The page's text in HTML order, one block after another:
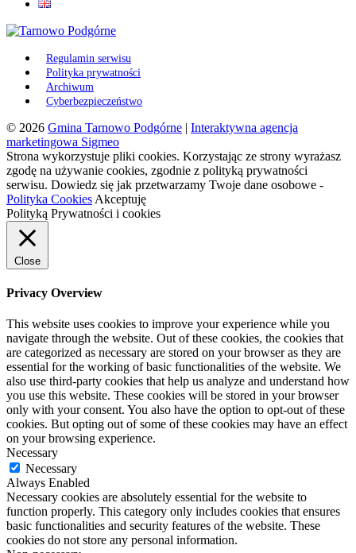
Regulamin serwisu
Polityka prywatności
Archiwum
Cyberbezpieczeństwo
© 2026 Gmina Tarnowo Podgórne | Interaktywna agencja
marketingowa Sigmeo
Strona wykorzystuje pliki cookies. Korzystając ze strony wyrażasz
zgodę na używanie cookies, zgodnie z polityką prywatności
serwisu. Dowiedz się jak przetwarzamy Twoje dane osobowe -
Polityka Cookies Akceptuję
Polityką Prywatności i cookies
Close
Privacy Overview
This website uses cookies to improve your experience while you
navigate through the website. Out of these cookies, the cookies that
are categorized as necessary are stored on your browser as they are
essential for the working of basic functionalities of the website. We
also use third-party cookies that help us analyze and understand how
you use this website. These cookies will be stored in your browser
only with your consent. You also have the option to opt-out of these
cookies. But opting out of some of these cookies may have an effect
on your browsing experience.
Necessary
Necessary
Always Enabled
Necessary cookies are absolutely essential for the website to
function properly. This category only includes cookies that ensures
basic functionalities and security features of the website. These
cookies do not store any personal information.